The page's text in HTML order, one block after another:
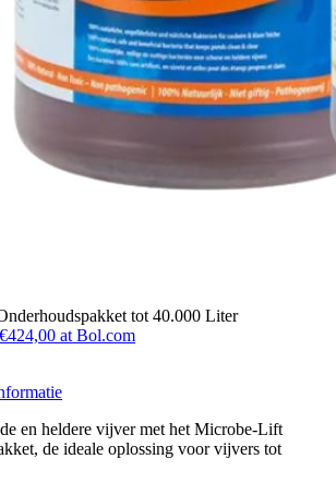
tot 40.000 Liter
€424,00 at Bol.com
en heldere vijver met het Microbe-Lift
de ideale oplossing voor vijvers tot